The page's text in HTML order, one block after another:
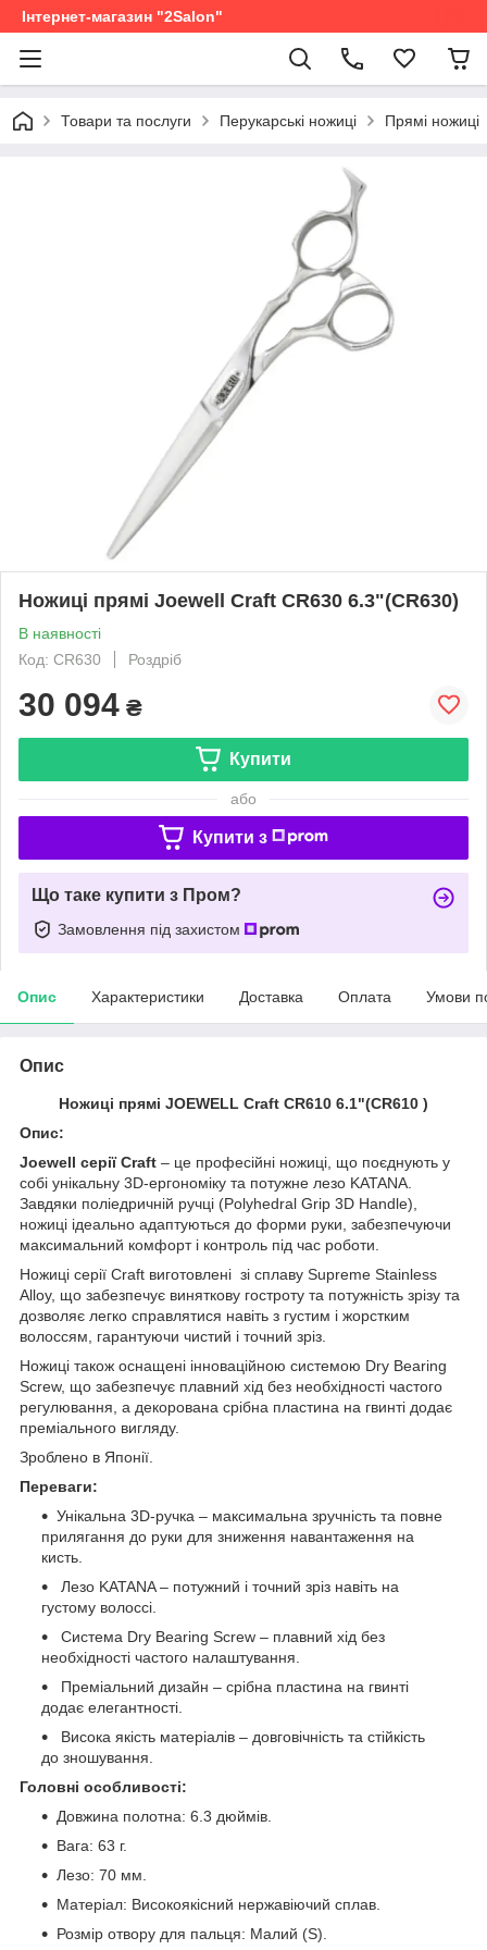
Інтернет-магазин "2Salon"
Товари та послуги Перукарські ножиці Прямі ножиці
Ножиці прямі Joewell Craft CR630 6.3"​​​​​​​(CR630)
В наявності
Код: CR630
Роздріб
30 094 ₴
Купити
або
Купити з
Що таке купити з Пром?
Замовлення під захистом
Опис Характеристики Доставка Оплата Умови
Опис
Ножиці прямі JOEWELL Craft CR610 6.1"(CR610 )
Опис:
Joewell серії Craft – це професійні ножиці, що поєднують у
собі унікальну 3D-ергономіку та потужне лезо KATANA.
Завдяки поліедричній ручці (Polyhedral Grip 3D Handle),
ножиці ідеально адаптуються до форми руки, забезпечуючи
максимальний комфорт і контроль під час роботи.
Ножиці серії Craft виготовлені зі сплаву Supreme Stainless
Alloy, що забезпечує виняткову гостроту та потужність зрізу та
дозволяє легко справлятися навіть з густим і жорстким
волоссям, гарантуючи чистий і точний зріз.
Ножиці також оснащені інноваційною системою Dry Bearing
Screw, що забезпечує плавний хід без необхідності частого
регулювання, а декорована срібна пластина на гвинті додає
преміального вигляду.
Зроблено в Японії.
Переваги:
Унікальна 3D-ручка – максимальна зручність та повне
прилягання до руки для зниження навантаження на
кисть.
Лезо KATANA – потужний і точний зріз навіть на
густому волоссі.
Система Dry Bearing Screw – плавний хід без
необхідності частого налаштування.
Преміальний дизайн – срібна пластина на гвинті
додає елегантності.
Висока якість матеріалів – довговічність та стійкість
до зношування.
Головні особливості:
Довжина полотна: 6.3 дюймів.
Вага: 63 г.
Лезо: 70 мм.
Матеріал: Високоякісний нержавіючий сплав.
Розмір отвору для пальця: Малий (S).